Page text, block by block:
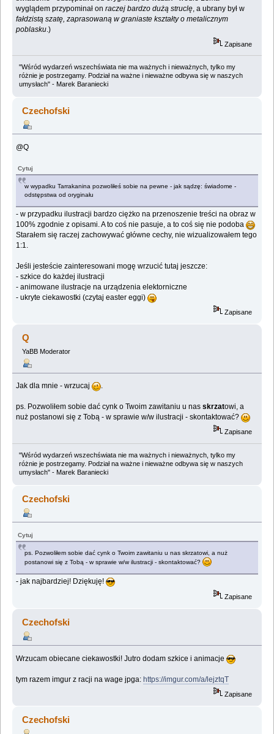
wyglądem przypominał onraczej bardzo dużą struclę , a ubrany był w
fałdzistą szatę, zaprasowaną w graniaste kształty o metalicznym
poblasku .)
Zapisane
"Wśród wydarzeń wszechświata nie ma ważnych i nieważnych, tylko my
różnie je postrzegamy. Podział na ważne i nieważne odbywa się w naszych
umysłach" - Marek Baraniecki
Czechofski
@Q
Cytuj
w wypadku Tarrakanina pozwoliłeś sobie na pewne - jak sądzę: świadome -
odstępstwa od oryginału
- w przypadku ilustracji bardzo ciężko na przenoszenie treści na obraz w
100% zgodnie z opisami. A to coś nie pasuje, a to coś się nie podoba
Starałem się raczej zachowywać główne cechy, nie wizualizowałem tego
1:1.
Jeśli jesteście zainteresowani mogę wrzucić tutaj jeszcze:
- szkice do każdej ilustracji
- animowane ilustracje na urządzenia elektorniczne
- ukryte ciekawostki (czytaj easter eggi)
Zapisane
Q
YaBB Moderator
Jak dla mnie - wrzucaj .
ps. Pozwoliłem sobie dać cynk o Twoim zawitaniu u nasskrzatowi, a
nuż postanowi się z Tobą - w sprawie w/w ilustracji - skontaktować?
Zapisane
"Wśród wydarzeń wszechświata nie ma ważnych i nieważnych, tylko my
różnie je postrzegamy. Podział na ważne i nieważne odbywa się w naszych
umysłach" - Marek Baraniecki
Czechofski
Cytuj
ps. Pozwoliłem sobie dać cynk o Twoim zawitaniu u nas skrzatowi, a nuż
postanowi się z Tobą - w sprawie w/w ilustracji - skontaktować?
- jak najbardziej! Dziękuję!
Zapisane
Czechofski
Wrzucam obiecane ciekawostki! Jutro dodam szkice i animacje
tym razem imgur z racji na wage jpga:https://imgur.com/a/lejztqT
Zapisane
Czechofski